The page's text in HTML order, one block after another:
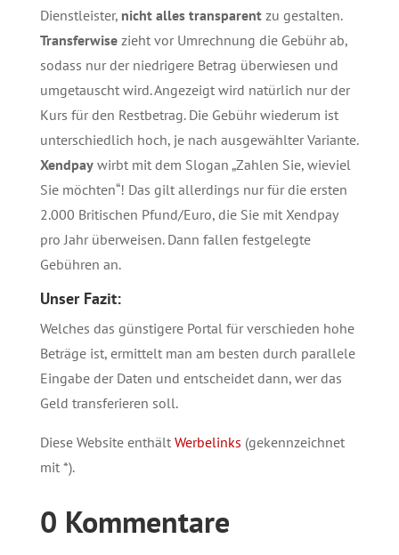
Dienstleister, nicht alles transparentzu gestalten.
Transferwisezieht vor Umrechnung die Gebühr ab,
sodass nur der niedrigere Betrag überwiesen und
umgetauscht wird. Angezeigt wird natürlich nur der
Kurs für den Restbetrag. Die Gebühr wiederum ist
unterschiedlich hoch, je nach ausgewählter Variante.
Xendpaywirbt mit dem Slogan „Zahlen Sie, wieviel
Sie möchten“! Das gilt allerdings nur für die ersten
2.000 Britischen Pfund/Euro, die Sie mit Xendpay
pro Jahr überweisen. Dann fallen festgelegte
Gebühren an.
Unser Fazit:
Welches das günstigere Portal für verschieden hohe
Beträge ist, ermittelt man am besten durch parallele
Eingabe der Daten und entscheidet dann, wer das
Geld transferieren soll.
Diese Website enthält Werbelinks (gekennzeichnet
mit *).
0 Kommentare